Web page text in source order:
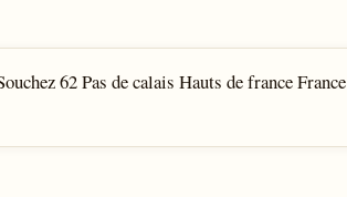
62 Pas de calais Hauts de france France